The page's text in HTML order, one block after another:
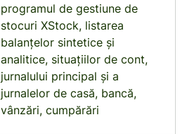
programul de gestiune de
stocuri XStock, listarea
balanţelor sintetice şi
analitice, situaţiilor de cont,
jurnalului principal şi a
jurnalelor de casă, bancă,
vânzări, cumpărări